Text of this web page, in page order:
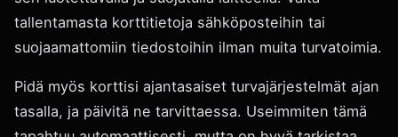
tallentamasta korttitietoja sähköposteihin tai
suojaamattomiin tiedostoihin ilman muita turvatoimia.
Pidä myös korttisi ajantasaiset turvajärjestelmät ajan
tasalla, ja päivitä ne tarvittaessa. Useimmiten tämä